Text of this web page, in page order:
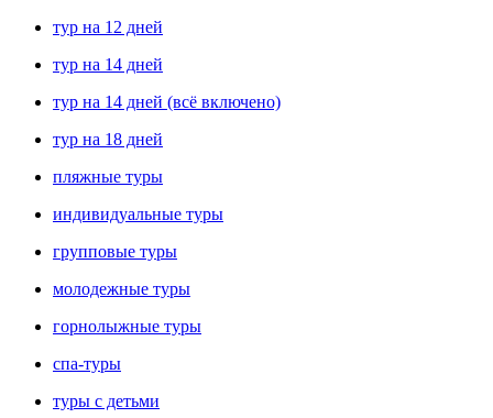
тур на 12 дней
тур на 14 дней
тур на 14 дней (всё включено)
тур на 18 дней
пляжные туры
индивидуальные туры
групповые туры
молодежные туры
горнолыжные туры
спа-туры
туры с детьми